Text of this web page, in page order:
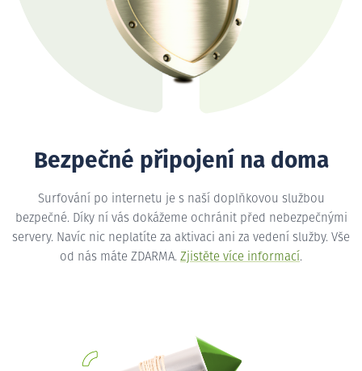
Bezpečné připojení na doma
Surfování po internetu je s naší doplňkovou službou
bezpečné. Díky ní vás dokážeme ochránit před nebezpečnými
servery. Navíc nic neplatíte za aktivaci ani za vedení služby. Vše
od nás máte ZDARMA. Zjistěte více informací.